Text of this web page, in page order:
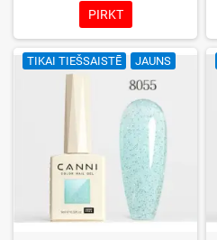
UV/LED lampās un ilgstoša
noturība. Katrs flakons iepakots
kastītē – pirmo reizi to atvērsiet
tikai jūs.
PIRKT
TIKAI TIEŠSAISTĒ JAUNS